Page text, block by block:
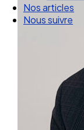
Nos articles
Nous suivre